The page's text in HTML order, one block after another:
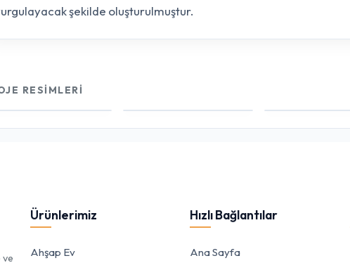
şekilde oluşturulmuştur.
RESIMLERI
ve
Ürünlerimiz
Ahşap Ev
Hızlı Bağlantılar
Ana Sayfa